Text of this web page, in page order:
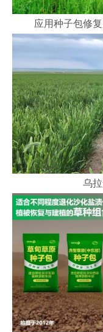
应用种子包修
乌